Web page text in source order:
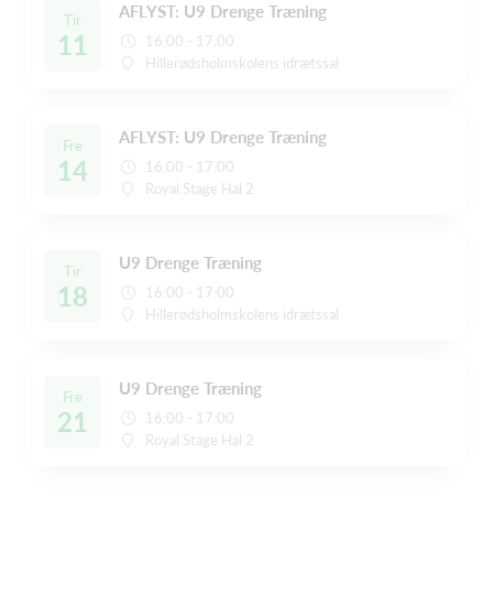
Tir
11
AFLYST: U9 Drenge Træning
16:00 - 17:00
Hillerødsholmskolens idrætssal
Fre
14
AFLYST: U9 Drenge Træning
16:00 - 17:00
Royal Stage Hal 2
Tir
18
U9 Drenge Træning
16:00 - 17:00
Hillerødsholmskolens idrætssal
Fre
21
U9 Drenge Træning
16:00 - 17:00
Royal Stage Hal 2